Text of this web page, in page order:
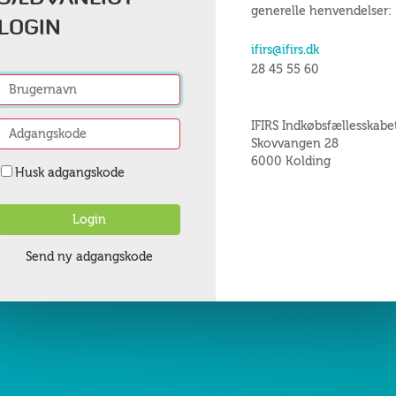
Husk adgangskode
generelle henvendelser:
ifirs@ifirs.dk
28 45 55 60
IFIRS
Skovvangen 28
6000 Kolding